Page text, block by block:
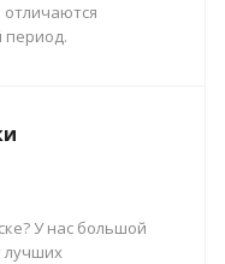
отличаются
период.
У нас большой
лучших